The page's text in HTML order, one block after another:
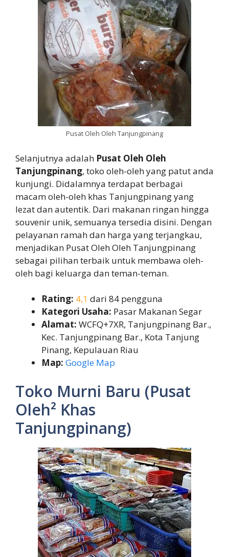
Pusat Oleh Oleh Tanjungpinang
Selanjutnya adalah Pusat Oleh Oleh
Tanjungpinang, toko oleh-oleh yang patut anda
kunjungi. Didalamnya terdapat berbagai
macam oleh-oleh khas Tanjungpinang yang
lezat dan autentik. Dari makanan ringan hingga
souvenir unik, semuanya tersedia disini. Dengan
pelayanan ramah dan harga yang terjangkau,
menjadikan Pusat Oleh Oleh Tanjungpinang
sebagai pilihan terbaik untuk membawa oleh-
oleh bagi keluarga dan teman-teman.
Rating: 4,1 dari 84 pengguna
Kategori Usaha: Pasar Makanan Segar
Alamat: WCFQ+7XR, Tanjungpinang Bar.,
Kec. Tanjungpinang Bar., Kota Tanjung
Pinang, Kepulauan Riau
Map: Google Map
Toko Murni Baru (Pusat
Oleh² Khas
Tanjungpinang)